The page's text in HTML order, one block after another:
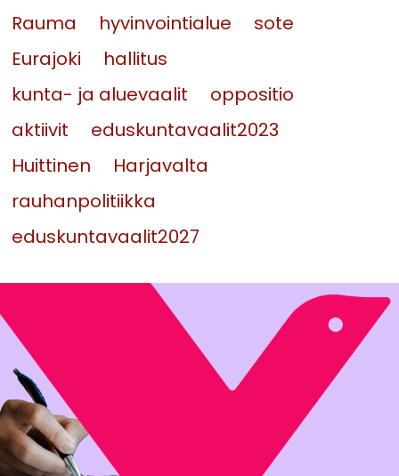
Rauma
hyvinvointialue
sote
Eurajoki
hallitus
kunta- ja aluevaalit
oppositio
aktiivit
eduskuntavaalit2023
Huittinen
Harjavalta
rauhanpolitiikka
eduskuntavaalit2027